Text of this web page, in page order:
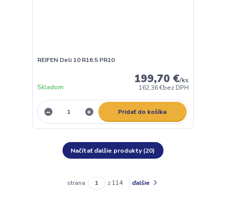
REIFEN Deli 10 R16.5 PR10
199,70 €/ks
162,36 €bez DPH
Skladom
Pridať do košíka
Načítať ďalšie produkty (20)
strana z 114 ďalšie